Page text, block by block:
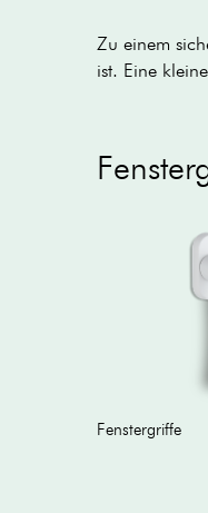
Zu einem
ist. Eine
Fenstergriffe